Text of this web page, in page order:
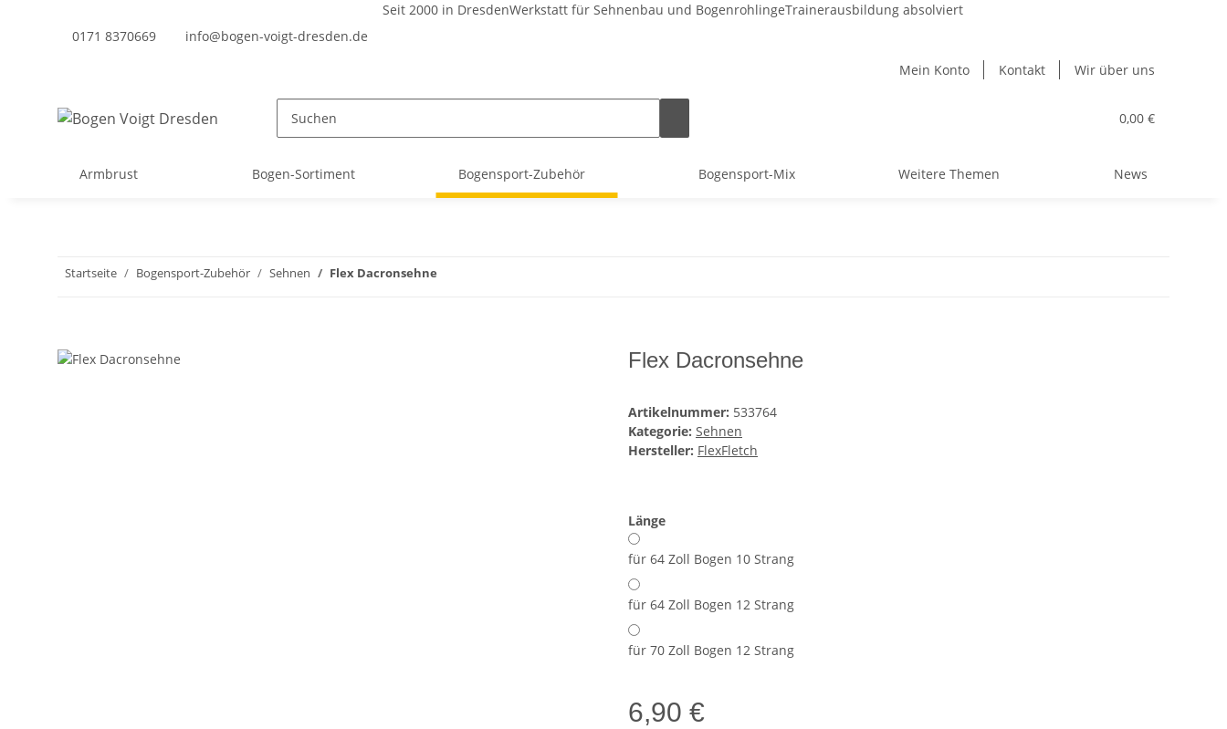
0171 8370669 info@bogen-voigt-dresden.de
Seit 2000 in DresdenWerkstatt für Sehnenbau und BogenrohlingeTrainerausbildung absolviert
Mein Konto Kontakt Wir über uns
0,00 €
Armbrust Bogen-Sortiment Bogensport-Zubehör Bogensport-Mix Weitere Themen News
Startseite Bogensport-Zubehör Sehnen Flex Dacronsehne
Flex Dacronsehne
Artikelnummer: 533764
Kategorie: Sehnen
Hersteller: FlexFletch
Länge
für 64 Zoll Bogen 10 Strang
für 64 Zoll Bogen 12 Strang
für 70 Zoll Bogen 12 Strang
6,90 €